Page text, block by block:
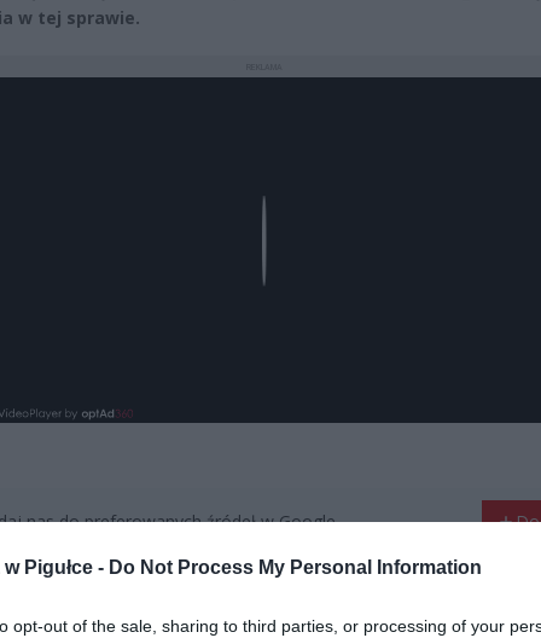
Pigułce - Do Not Process My Personal Information
opt-out of the sale, sharing to third parties, or processing of your
w tej sprawie.
nas do preferowanych źródeł w Google